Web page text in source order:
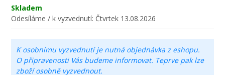
Skladem
Odesíláme / k vyzvednutí: Čtvrtek 13.08.2026
K osobnímu vyzvednutí je nutná objednávka z eshopu.
O připravenosti Vás budeme informovat. Teprve pak lze
zboží osobně vyzvednout.